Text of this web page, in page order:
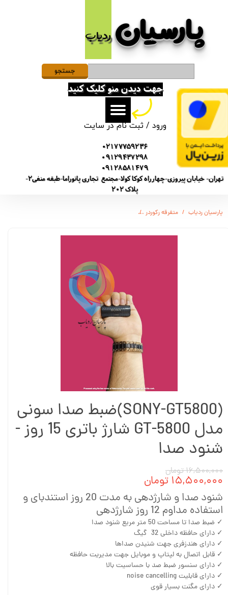
پارسیان​​​​​​​ردیاب
ورود /ثبت نام در سایت
حساب کاربری من
تغییر گذر واژه
سفارشات
خروج از حساب کاربری
02177759236
09129437298
09128581479
تهران- خیابان پیروزی-چهارراه کوکا کولا-مجتمع تجاری پانوراما-طبقه منفی2-
پلاک 202
جهت دیدن منو کلیک کنید
جستجو
پارسیان ردیاب متفرقه رکوردر
(SONY-GT5800)ضبط صدا سونی
مدل GT-5800 شارژ باتری 15 روز -
شنود صدا
۱۶,۵۰۰,۰۰۰ تومان
۱۵,۵۰۰,۰۰۰ تومان
شنود صدا و شارژدهی به مدت 20 روز استندبای و
استفاده مداوم 12 روز شارژدهی
✓ ضبط صدا تا مساحت 50 متر مربع شنود صدا
✓ دارای حافظه داخلی 32 گیگ
✓ دارای هندزفری جهت شنیدن صداها
✓ قابل اتصال به لپتاپ و موبایل جهت مدیریت حافظه
✓ دارای سنسور ضبط صد با حساسیت بالا
✓ دارای قابلیت noise cancelling
✓ دارای مگنت بسیار قوی